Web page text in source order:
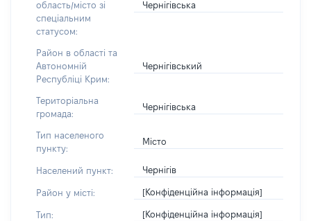
область/місто зі
спеціальним
статусом:
Чернігівська
Район в області та
Автономній
Республіці Крим:
Чернігівський
Територіальна
громада:
Чернігівська
Тип населеного
пункту:
Місто
Населений пункт: Чернігів
Район у місті: [Конфіденційна інформація]
Тип: [Конфіденційна інформація]